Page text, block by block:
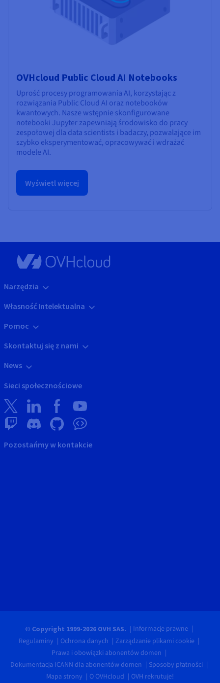
OVHcloud Public Cloud AI Notebooks
Uprość procesy programowania AI, korzystając z
rozwiązania Public Cloud AI oraz notebooków
kwantowych. Nasze wstępnie skonfigurowane
notebooki Jupyter zapewniają środowisko do pracy
zespołowej dla data scientists i badaczy, pozwalające im
szybko eksperymentować, opracowywać i wdrażać
modele AI.
Wyświetl więcej
Narzędzia
Własność Intelektualna
Pomoc
Skontaktuj się z nami
News
Sieci społecznościowe
Pozostańmy w kontakcie
© Copyright 1999-2026 OVH SAS.
Informacje prawne
Regulaminy
Ochrona danych
Zarządzanie plikami cookie
Prawa i obowiązki abonentów domen
Dokumentacja ICANN dla abonentów domen
Sposoby płatności
Mapa strony
O OVHcloud OVH rekrutuje!